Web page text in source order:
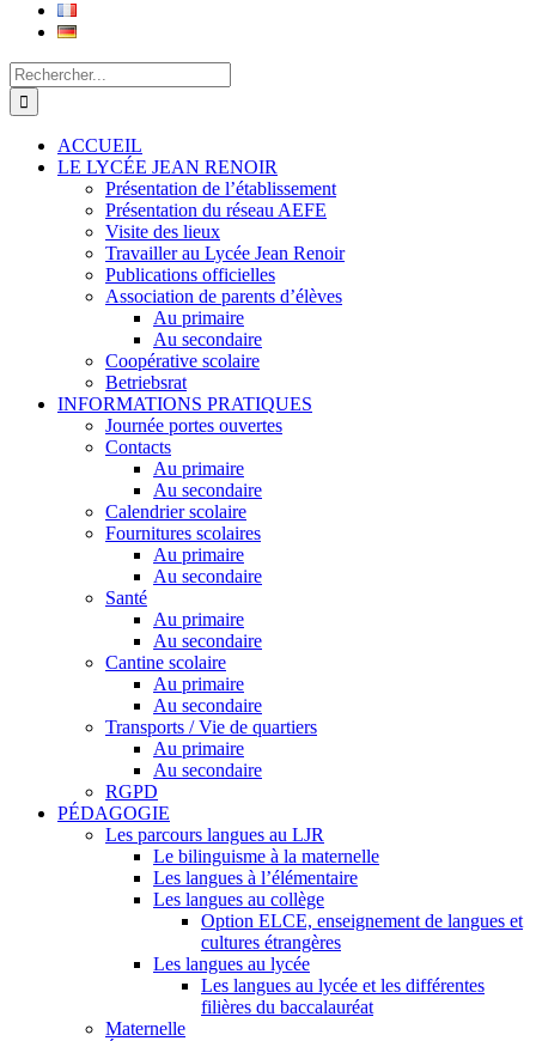
Rechercher:
ACCUEIL
LE LYCÉE JEAN RENOIR
Présentation de l’établissement
Présentation du réseau AEFE
Visite des lieux
Travailler au Lycée Jean Renoir
Publications officielles
Association de parents d’élèves
Au primaire
Au secondaire
Coopérative scolaire
Betriebsrat
INFORMATIONS PRATIQUES
Journée portes ouvertes
Contacts
Au primaire
Au secondaire
Calendrier scolaire
Fournitures scolaires
Au primaire
Au secondaire
Santé
Au primaire
Au secondaire
Cantine scolaire
Au primaire
Au secondaire
Transports / Vie de quartiers
Au primaire
Au secondaire
RGPD
PÉDAGOGIE
Les parcours langues au LJR
Le bilinguisme à la maternelle
Les langues à l’élémentaire
Les langues au collège
Option ELCE, enseignement de langues et
cultures étrangères
Les langues au lycée
Les langues au lycée et les différentes
filières du baccalauréat
Maternelle